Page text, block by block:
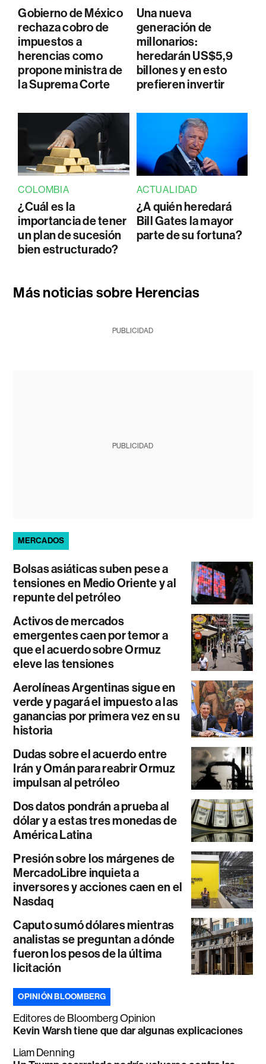
Gobierno de México
rechaza cobro de
impuestos a
herencias como
propone ministra de
la Suprema Corte
Una nueva
generación de
millonarios:
heredarán US$5,9
billones y en esto
prefieren invertir
COLOMBIA
¿Cuál es la
importancia de tener
un plan de sucesión
bien estructurado?
ACTUALIDAD
¿A quién heredará
Bill Gates la mayor
parte de su fortuna?
Más noticias sobre Herencias
PUBLICIDAD
PUBLICIDAD
MERCADOS
Bolsas asiáticas suben pese a
tensiones en Medio Oriente y al
repunte del petróleo
Activos de mercados
emergentes caen por temor a
que el acuerdo sobre Ormuz
eleve las tensiones
Aerolíneas Argentinas sigue en
verde y pagará el impuesto a las
ganancias por primera vez en su
historia
Dudas sobre el acuerdo entre
Irán y Omán para reabrir Ormuz
impulsan al petróleo
Dos datos pondrán a prueba al
dólar y a estas tres monedas de
América Latina
Presión sobre los márgenes de
MercadoLibre inquieta a
inversores y acciones caen en el
Nasdaq
Caputo sumó dólares mientras
analistas se preguntan a dónde
fueron los pesos de la última
licitación
OPINIÓN BLOOMBERG
Editores de Bloomberg Opinion
Kevin Warsh tiene que dar algunas explicaciones
Liam Denning